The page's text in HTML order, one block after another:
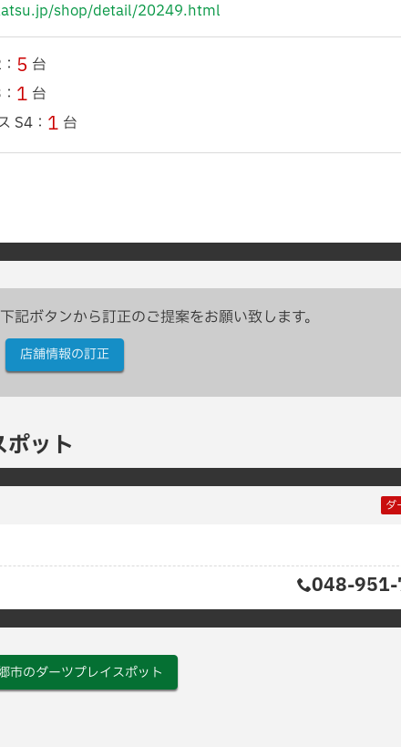
shop/detail/20249.html
5 台
1 台
S4： 1 台
記ボタンから訂正のご提案をお願い致します。
店舗情報の訂正
ット
ダ
048-
市のダーツプレイスポット